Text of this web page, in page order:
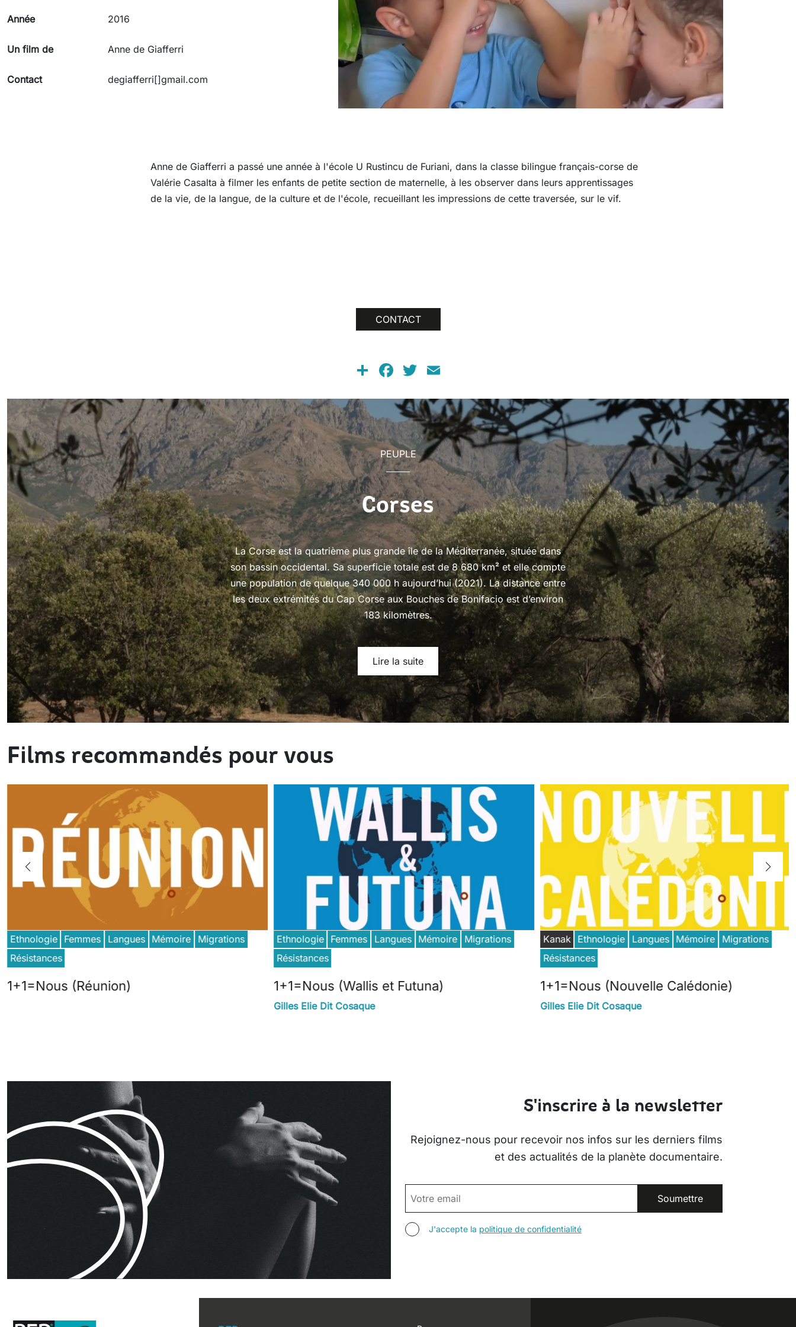
Année 2016
Un film de Anne de Giafferri
Contact degiafferri[]gmail.com
Anne de Giafferri a passé une année à l'école U Rustincu de Furiani, dans la classe bilingue français-corse de
Valérie Casalta à filmer les enfants de petite section de maternelle, à les observer dans leurs apprentissages
de la vie, de la langue, de la culture et de l'école, recueillant les impressions de cette traversée, sur le vif.
CONTACT
ShareFacebook
Twitter
PEUPLE
Corses
La Corse est la quatrième plus grande île de la Méditerranée, située dans
son bassin occidental. Sa superficie totale est de 8 680 km² et elle compte
une population de quelque 340 000 h aujourd’hui (2021). La distance entre
les deux extrémités du Cap Corse aux Bouches de Bonifacio est d’environ
183 kilomètres.
Lire la suite
Films recommandés pour vous
Ethnologie Femmes Langues Mémoire
Migrations
Résistances
1+1=Nous (Réunion)
Ethnologie Femmes Langues Mémoire
Migrations
Résistances
1+1=Nous (Wallis et Futuna)
Gilles Elie Dit Cosaque
Kanak Ethnologie Langues Mémoire
Migrations
Résistances
1+1=Nous (Nouvelle Calédonie)
Gilles Elie Dit Cosaque
S'inscrire à la newsletter
Rejoignez-nous pour recevoir nos infos sur les derniers films
et des actualités de la planète documentaire.
EMAIL
AGREE TERMS
J'accepte la politique de confidentialité